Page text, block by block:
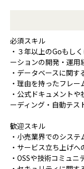
必須スキル
・３年以上のGoもし
ーションの開発・運用
・データベースに関す
・理由を持ったフレ
・公式ドキュメント
ーディング・自動テス
歓迎スキル
・小売業界でのシステ
・サービス立ち上げへ
・OSSや技術コミュニ